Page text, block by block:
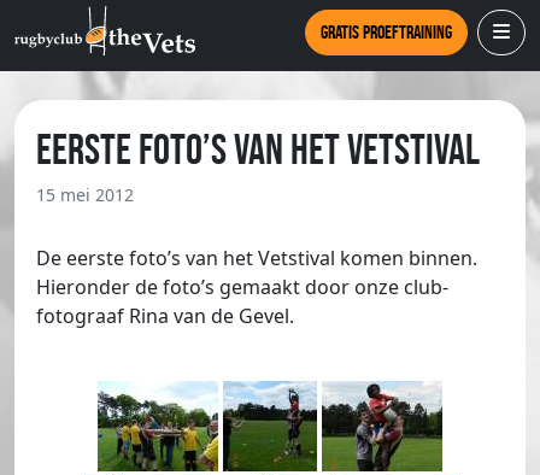
Gratis proeftraining
Eerste foto’s van het vetstival
15 mei 2012
De eerste foto’s van het Vetstival komen binnen.
Hieronder de foto’s gemaakt door onze club-
fotograaf Rina van de Gevel.